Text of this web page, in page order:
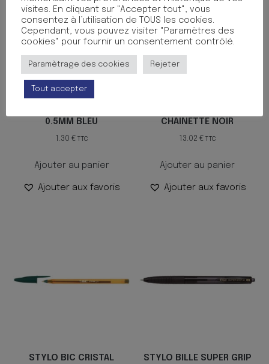
0.5MM BLEU
1.30 € TTC
Ajouter au panier
Ajouter aux favoris
CHAINETTE NOIR
13.02 € TTC
Ajouter au panier
Ajouter aux favoris
STYLO BIC CRISTAL
STYLO BILLE SUPER GRIP
visites. En cliquant sur "Accepter tout", vous
consentez à l’utilisation de TOUS les cookies.
Cependant, vous pouvez visiter "Paramètres des
cookies" pour fournir un consentement contrôlé.
Paramètrage des cookies Rejeter
Tout accepter